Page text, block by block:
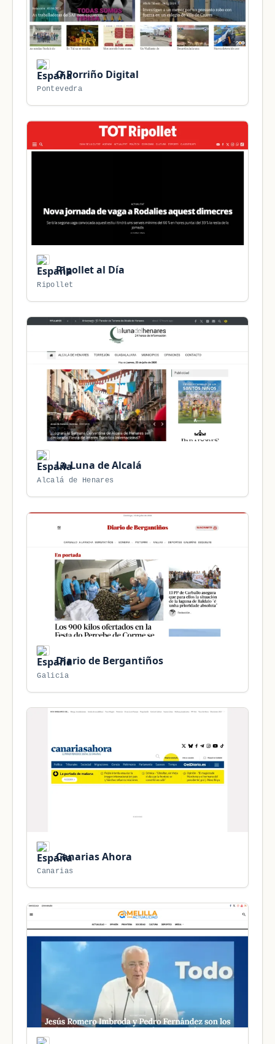
O Porriño Digital
Pontevedra
Ripollet al Día
Ripollet
La Luna de Alcalá
Alcalá de Henares
Diario de Bergantiños
Galicia
Canarias Ahora
Canarias